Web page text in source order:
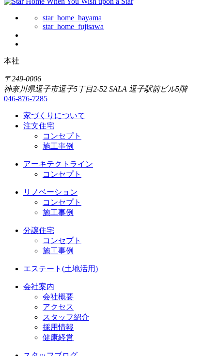
star_home_hayama
star_home_fujisawa
本社
〒249-0006
神奈川県逗子市逗子5丁目2-52 SALA 逗子駅前ビル5階
046-876-7285
家づくりについて
注文住宅
コンセプト
施工事例
アーキテクトライン
コンセプト
リノベーション
コンセプト
施工事例
分譲住宅
コンセプト
施工事例
エステート(土地活用)
会社案内
会社概要
アクセス
スタッフ紹介
採用情報
健康経営